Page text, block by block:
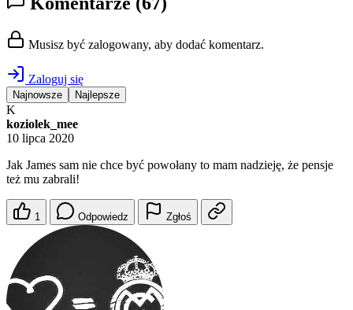
Musisz być zalogowany, aby dodać komentarz.
Zaloguj się
Najnowsze Najlepsze
K
koziolek_mee
10 lipca 2020
Jak James sam nie chce być powołany to mam nadzieję, że pensje
też mu zabrali!
1 Odpowiedz Zgłoś